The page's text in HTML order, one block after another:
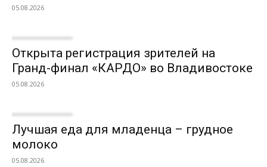
05.08.2026
Открыта регистрация зрителей на
Гранд-финал «КАРДО» во Владивостоке
05.08.2026
Лучшая еда для младенца – грудное
молоко
05.08.2026